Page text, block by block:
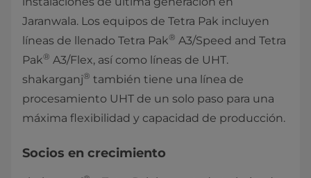
Jaranwala. Los equipos de Tetra Pak incluyen
líneas de llenado Tetra Pak® A3/Speed and Tetra
Pak® A3/Flex, así como líneas de UHT.
shakarganj® también tiene una línea de
procesamiento UHT de un solo paso para una
máxima flexibilidad y capacidad de producción.
Socios en crecimiento